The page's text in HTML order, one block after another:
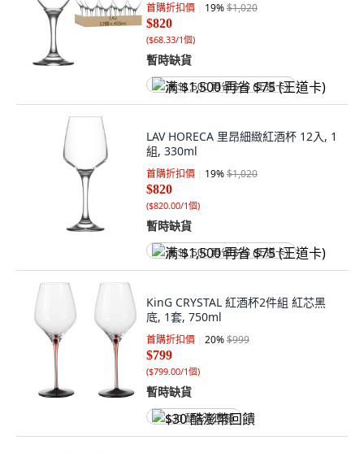
首購折扣價 19%$1,020
$820
($68.33/1個)
暫時缺貨
满 $1,500 再省 $75 (王道卡)
LAV HORECA 里昂細緻紅酒杯 12入, 1
組, 330ml
首購折扣價 19%$1,020
$820
($820.00/1個)
暫時缺貨
满 $1,500 再省 $75 (王道卡)
KinG CRYSTAL 紅酒杯2件組 紅芯黑
底, 1套, 750ml
首購折扣價 20%$999
$799
($799.00/1個)
暫時缺貨
$30 酷澎幣回饋